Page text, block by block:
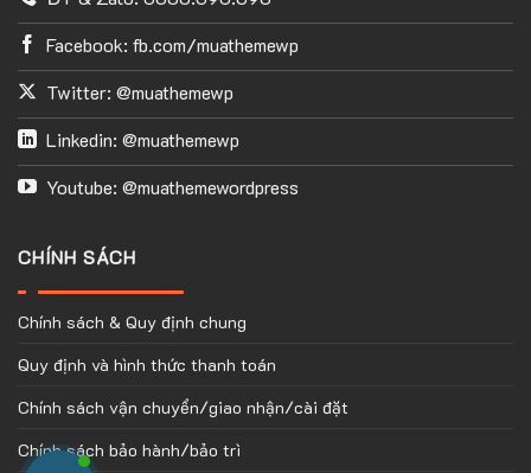
Facebook: fb.com/muathemewp
Twitter: @muathemewp
Linkedin: @muathemewp
Youtube: @muathemewordpress
CHÍNH SÁCH
Chính sách & Quy định chung
Quy định và hình thức thanh toán
Chính sách vận chuyển/giao nhận/cài đặt
Chính sách bảo hành/bảo trì